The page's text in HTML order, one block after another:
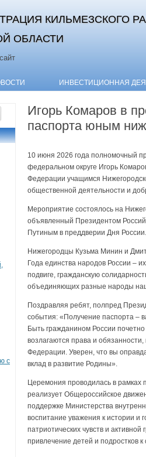
КИЛЬМЕЗСКОГО
ОБЛАСТИ
ИНВЕСТИЦИОННАЯ
с
Игорь Комаров в
паспорта юным
10 июня 2026 года полномочный
федеральном округе Игорь
Федерации учащимся
общественной деятельности и
Мероприятие состоялось на
объявленный Президентом
Путиным в преддверии Дня России.
Нижегородцы Кузьма Минин и
Года единства народов России –
подвиге, гражданскую
объединяющих разные народы
Поздравляя ребят, полпред
события: «Получение паспорта –
Быть гражданином России
возлагаются права и
Федерации. Уверен, что вы
вклад в развитие Родины».
Церемония проводилась в
реализует Общероссийское
поддержке Министерства
воспитание уважения к истории
патриотических чувств и
привлечение детей и подростков